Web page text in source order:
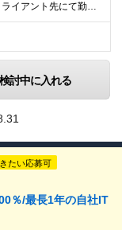
◎東京23区を中心としたクライアント先にて勤務いただきます（転居を伴う転勤なし） ◎在宅勤務も活用できます ■ 本社 東京都江戸川区南葛西3-5-3-402 (変更の範囲)上記を除く当社関連勤務地
検討中に入れる
たい応募可
％/最長1年の自社IT